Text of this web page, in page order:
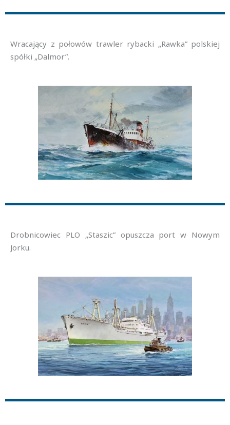
Wracający z połowów trawler rybacki „Rawka” polskiej
spółki „Dalmor”.
Drobnicowiec PLO „Staszic” opuszcza port w Nowym
Jorku.